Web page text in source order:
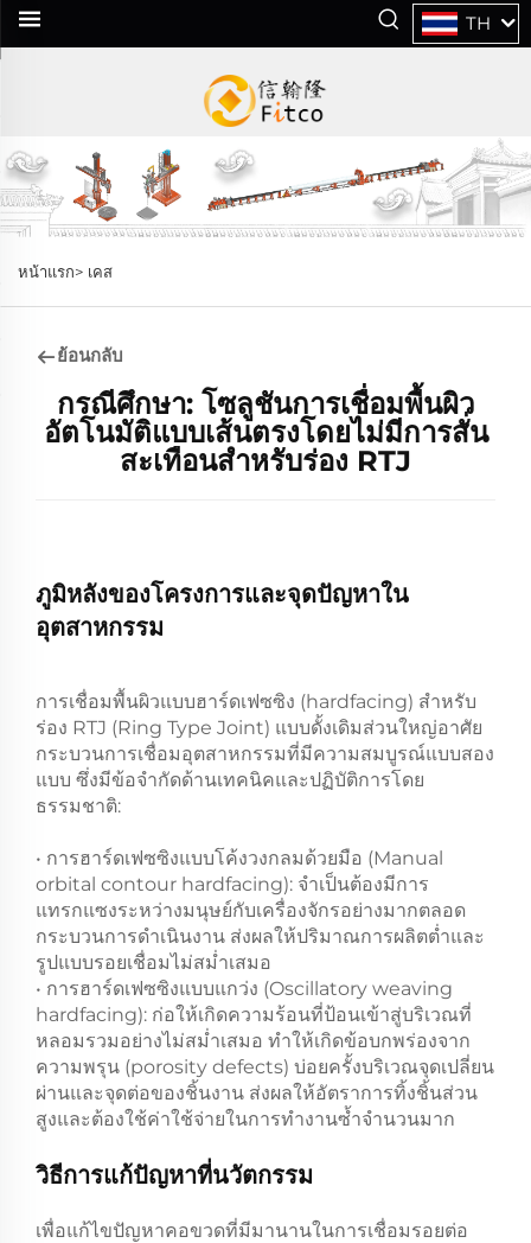
TH
หน้าแรก> เคส
ย้อนกลับ
กรณีศึกษา: โซลูชันการเชื่อมพื้นผิว
อัตโนมัติแบบเส้นตรงโดยไม่มีการสั่น
สะเทือนสำหรับร่อง RTJ
ภูมิหลังของโครงการและจุดปัญหาใน
อุตสาหกรรม
การเชื่อมพื้นผิวแบบฮาร์ดเฟซซิง (hardfacing) สำหรับ
ร่อง RTJ (Ring Type Joint) แบบดั้งเดิมส่วนใหญ่อาศัย
กระบวนการเชื่อมอุตสาหกรรมที่มีความสมบูรณ์แบบสอง
แบบ ซึ่งมีข้อจำกัดด้านเทคนิคและปฏิบัติการโดย
ธรรมชาติ:
• การฮาร์ดเฟซซิงแบบโค้งวงกลมด้วยมือ (Manual
orbital contour hardfacing): จำเป็นต้องมีการ
แทรกแซงระหว่างมนุษย์กับเครื่องจักรอย่างมากตลอด
กระบวนการดำเนินงาน ส่งผลให้ปริมาณการผลิตต่ำและ
รูปแบบรอยเชื่อมไม่สม่ำเสมอ
• การฮาร์ดเฟซซิงแบบแกว่ง (Oscillatory weaving
hardfacing): ก่อให้เกิดความร้อนที่ป้อนเข้าสู่บริเวณที่
หลอมรวมอย่างไม่สม่ำเสมอ ทำให้เกิดข้อบกพร่องจาก
ความพรุน (porosity defects) บ่อยครั้งบริเวณจุดเปลี่ยน
ผ่านและจุดต่อของชิ้นงาน ส่งผลให้อัตราการทิ้งชิ้นส่วน
สูงและต้องใช้ค่าใช้จ่ายในการทำงานซ้ำจำนวนมาก
วิธีการแก้ปัญหาที่นวัตกรรม
เพื่อแก้ไขปัญหาคอขวดที่มีมานานในการเชื่อมรอยต่อ